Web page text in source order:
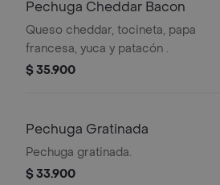
Pechuga Cheddar Bacon
Queso cheddar, tocineta, papa
francesa, yuca y patacón .
$ 35.900
Pechuga Gratinada
Pechuga gratinada.
$ 33.900